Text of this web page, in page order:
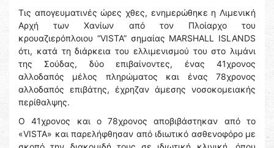
Τις απογευματινές ώρες χθες, ενημερώθηκε η Λιμενική
Αρχή των Χανίων από τον Πλοίαρχο του
κρουαζιερόπλοιου “VISTA” σημαίας MARSHALL ISLANDS
ότι, κατά τη διάρκεια του ελλιμενισμού του στο λιμάνι
της Σούδας, δύο επιβαίνοντες, ένας 41χρονος
αλλοδαπός μέλος πληρώματος και ένας 78χρονος
αλλοδαπός επιβάτης, έχρηζαν άμεσης νοσοκομειακής
περίθαλψης.
Ο 41χρονος και ο 78χρονος αποβιβάστηκαν από το
«VISTA» και παρελήφθησαν από ιδιωτικό ασθενοφόρο με